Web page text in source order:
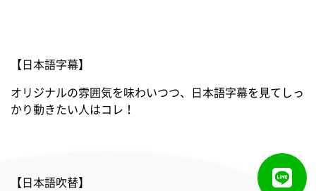
【日本語字幕】
オリジナルの雰囲気を味わいつつ、日本語字幕を見てしっ
かり動きたい人はコレ！
【日本語吹替】